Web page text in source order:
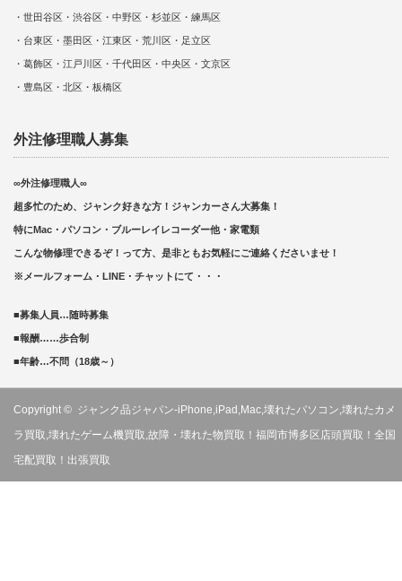
・世田谷区・渋谷区・中野区・杉並区・練馬区
・台東区・墨田区・江東区・荒川区・足立区
・葛飾区・江戸川区・千代田区・中央区・文京区
・豊島区・北区・板橋区
外注修理職人募集
∞外注修理職人∞
超多忙のため、ジャンク好きな方！ジャンカーさん大募集！
特にMac・パソコン・ブルーレイレコーダー他・家電類
こんな物修理できるぞ！って方、是非ともお気軽にご連絡くださいませ！
※メールフォーム・LINE・チャットにて・・・
■募集人員…随時募集
■報酬……歩合制
■年齢…不問（18歳～）
Copyright © ジャンク品ジャパン-iPhone,iPad,Mac,壊れたパソコン,壊れたカメ
ラ買取,壊れたゲーム機買取,故障・壊れた物買取！福岡市博多区店頭買取！全国
宅配買取！出張買取